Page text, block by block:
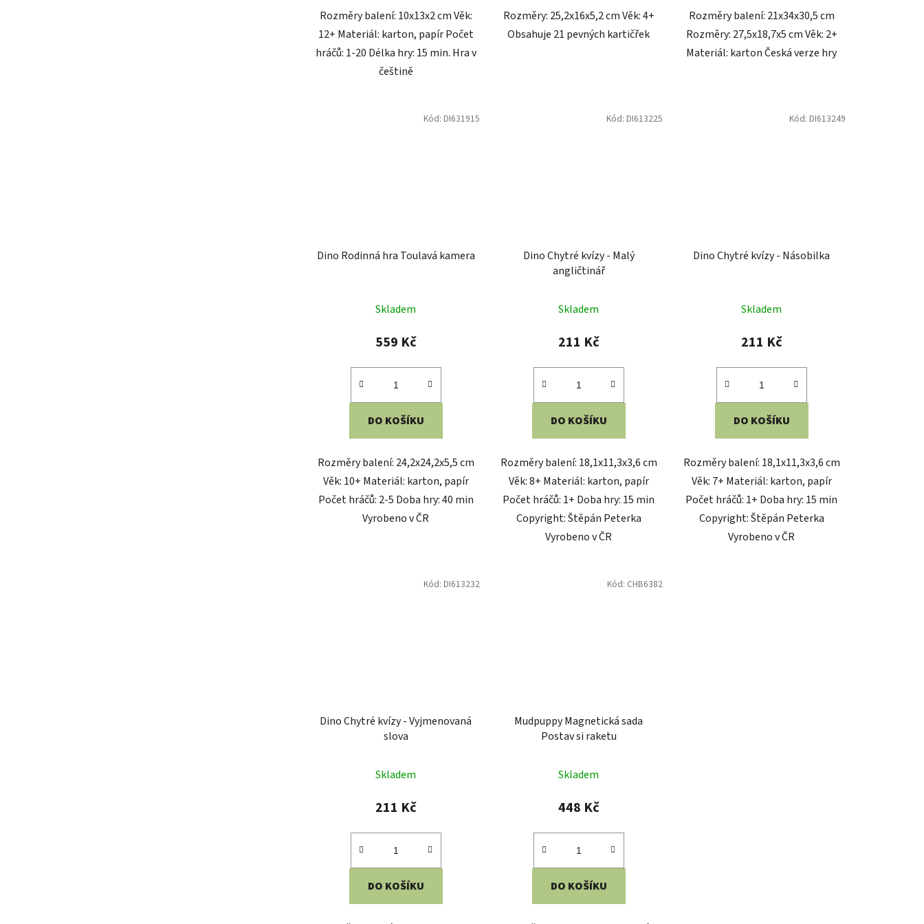
Rozměry balení: 10x13x2 cm Věk:
12+ Materiál: karton, papír Počet
hráčů: 1-20 Délka hry: 15 min. Hra v
češtině
Rozměry: 25,2x16x5,2 cm Věk: 4+
Obsahuje 21 pevných kartičřek
Rozměry balení: 21x34x30,5 cm
Rozměry: 27,5x18,7x5 cm Věk: 2+
Materiál: karton Česká verze hry
Dino Rodinná hra Toulavá kamera
Skladem
559 Kč
DO KOŠÍKU
Rozměry balení: 24,2x24,2x5,5 cm
Věk: 10+ Materiál: karton, papír
Počet hráčů: 2-5 Doba hry: 40 min
Vyrobeno v ČR
Kód: DI631915
Dino Chytré kvízy - Malý
angličtinář
Skladem
211 Kč
DO KOŠÍKU
Rozměry balení: 18,1x11,3x3,6 cm
Věk: 8+ Materiál: karton, papír
Počet hráčů: 1+ Doba hry: 15 min
Copyright: Štěpán Peterka
Vyrobeno v ČR
Kód: DI613225
Dino Chytré kvízy - Násobilka
Skladem
211 Kč
DO KOŠÍKU
Rozměry balení: 18,1x11,3x3,6 cm
Věk: 7+ Materiál: karton, papír
Počet hráčů: 1+ Doba hry: 15 min
Copyright: Štěpán Peterka
Vyrobeno v ČR
Kód: DI613249
Dino Chytré kvízy - Vyjmenovaná
slova
Skladem
211 Kč
DO KOŠÍKU
Kód: DI613232
Mudpuppy Magnetická sada
Postav si raketu
Skladem
448 Kč
DO KOŠÍKU
Kód: CHB6382